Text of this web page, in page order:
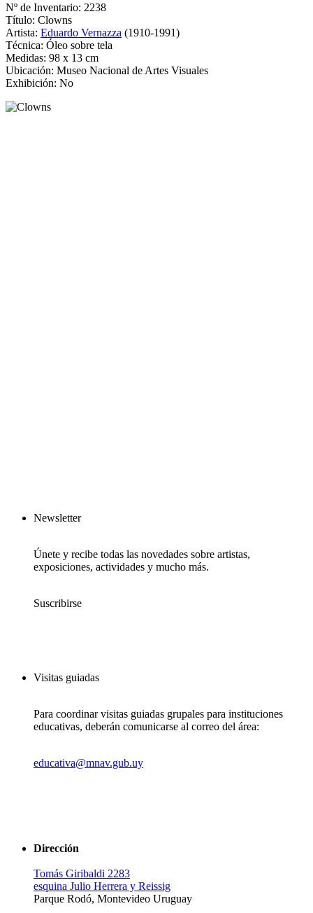
Nº de Inventario: 2238
Título: Clowns
Artista: Eduardo Vernazza (1910-1991)
Técnica: Óleo sobre tela
Medidas: 98 x 13 cm
Ubicación: Museo Nacional de Artes Visuales
Exhibición: No
Newsletter
Únete y recibe todas las novedades sobre artistas,
exposiciones, actividades y mucho más.
Suscribirse
Visitas guiadas
Para coordinar visitas guiadas grupales para instituciones
educativas, deberán comunicarse al correo del área:
educativa@mnav.gub.uy
Dirección
Tomás Giribaldi 2283
esquina Julio Herrera y Reissig
Parque Rodó, Montevideo Uruguay